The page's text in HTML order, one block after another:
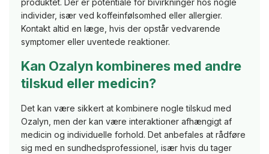
produktet. Der er potentiale for bivirkninger hos nogle
individer, især ved koffeinfølsomhed eller allergier.
Kontakt altid en læge, hvis der opstår vedvarende
symptomer eller uventede reaktioner.
Kan Ozalyn kombineres med andre
tilskud eller medicin?
Det kan være sikkert at kombinere nogle tilskud med
Ozalyn, men der kan være interaktioner afhængigt af
medicin og individuelle forhold. Det anbefales at rådføre
sig med en sundhedsprofessionel, især hvis du tager